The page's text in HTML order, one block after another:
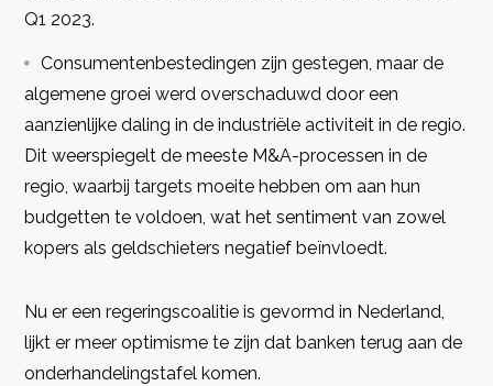
Q1 2023.
Consumentenbestedingen zijn gestegen, maar de
algemene groei werd overschaduwd door een
aanzienlijke daling in de industriële activiteit in de regio.
Dit weerspiegelt de meeste M&A-processen in de
regio, waarbij targets moeite hebben om aan hun
budgetten te voldoen, wat het sentiment van zowel
kopers als geldschieters negatief beïnvloedt.
Nu er een regeringscoalitie is gevormd in Nederland,
lijkt er meer optimisme te zijn dat banken terug aan de
onderhandelingstafel komen.